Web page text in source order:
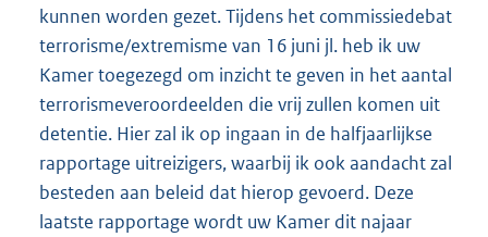
kunnen worden gezet. Tijdens het commissiedebat
terrorisme/extremisme van 16 juni jl. heb ik uw
Kamer toegezegd om inzicht te geven in het aantal
terrorismeveroordeelden die vrij zullen komen uit
detentie. Hier zal ik op ingaan in de halfjaarlijkse
rapportage uitreizigers, waarbij ik ook aandacht zal
besteden aan beleid dat hierop gevoerd. Deze
laatste rapportage wordt uw Kamer dit najaar